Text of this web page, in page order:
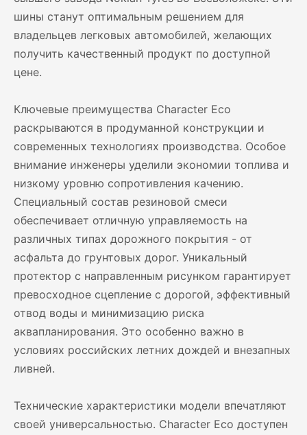
шины станут оптимальным решением для
владельцев легковых автомобилей, желающих
получить качественный продукт по доступной
цене.
Ключевые преимущества Character Eco
раскрываются в продуманной конструкции и
современных технологиях производства. Особое
внимание инженеры уделили экономии топлива и
низкому уровню сопротивления качению.
Специальный состав резиновой смеси
обеспечивает отличную управляемость на
различных типах дорожного покрытия - от
асфальта до грунтовых дорог. Уникальный
протектор с направленным рисунком гарантирует
превосходное сцепление с дорогой, эффективный
отвод воды и минимизацию риска
аквапланирования. Это особенно важно в
условиях российских летних дождей и внезапных
ливней.
Технические характеристики модели впечатляют
своей универсальностью. Character Eco доступен